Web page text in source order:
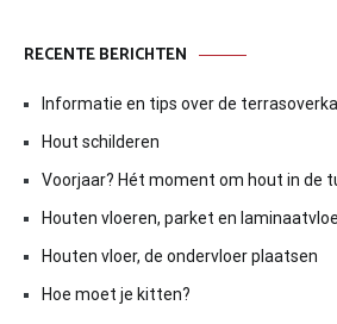
RECENTE BERICHTEN
Informatie en tips over de
Hout schilderen
Voorjaar? Hét moment om hout in de
Houten vloeren, parket en
Houten vloer, de ondervloer plaatsen
Hoe moet je kitten?